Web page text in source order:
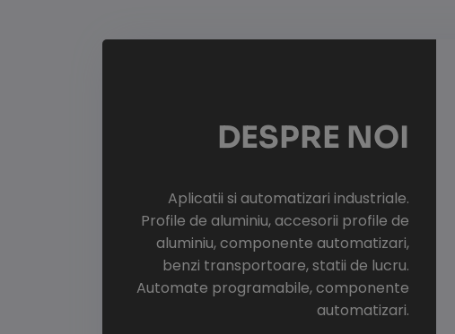
DESPRE NOI
Aplicatii si automatizari industriale.
Profile de aluminiu, accesorii profile de
aluminiu, componente automatizari,
benzi transportoare, statii de lucru.
Automate programabile, componente
automatizari.